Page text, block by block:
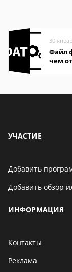
30
Файл
чем
УЧАСТИЕ
Добавить
Добавить обзор
ИНФОРМАЦИЯ
Контакты
Реклама